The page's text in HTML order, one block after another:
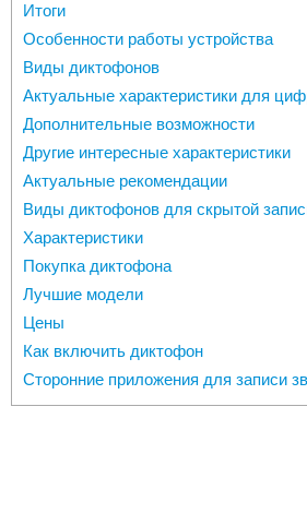
Итоги
Особенности работы устройства
Виды диктофонов
Актуальные характеристики для
Дополнительные возможности
Другие интересные характеристики
Актуальные рекомендации
Виды диктофонов для скрытой
Характеристики
Покупка диктофона
Лучшие модели
Цены
Как включить диктофон
Сторонние приложения для записи